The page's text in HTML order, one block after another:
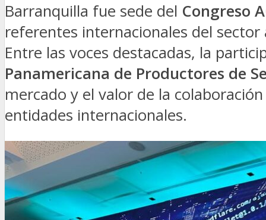
Barranquilla fue sede del Congreso
referentes internacionales del
Entre las voces destacadas, la
Panamericana de Productores de
mercado y el valor de la
entidades internacionales.